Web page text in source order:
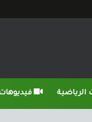
الرياضية